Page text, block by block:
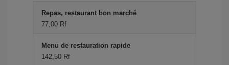
Repas, restaurant bon marché
77,00 Rf
Menu de restauration rapide
142,50 Rf